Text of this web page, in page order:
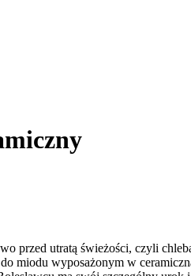
przed utratą świeżości, czyli
miodu wyposażonym w